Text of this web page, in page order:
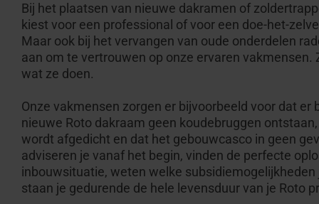
Bij het plaatsen van nieuwe dakramen of
kiest voor een professional of voor een doe-het-
Maar ook bij het vervangen van oude onderdelen
aan om te vertrouwen op onze ervaren vakmensen.
wat ze doen.
Onze vakmensen zorgen er bijvoorbeeld voor dat er
nieuwe Roto dakraam geen koudebruggen
wordt afgedicht en dat het gebouwcasco in geen
adviseren je vanaf het begin, vinden de perfecte
inbouwsituatie, weten welke subsidiemogelijkheden
staan je gedurende de hele levensduur van je Roto